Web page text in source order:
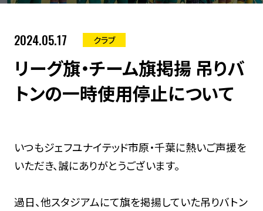
2024.05.17 クラブ
リーグ旗・チーム旗掲揚 吊りバ
トンの一時使用停止について
いつもジェフユナイテッド市原・千葉に熱いご声援を
いただき、誠にありがとうございます。
過日、他スタジアムにて旗を掲揚していた吊りバトン